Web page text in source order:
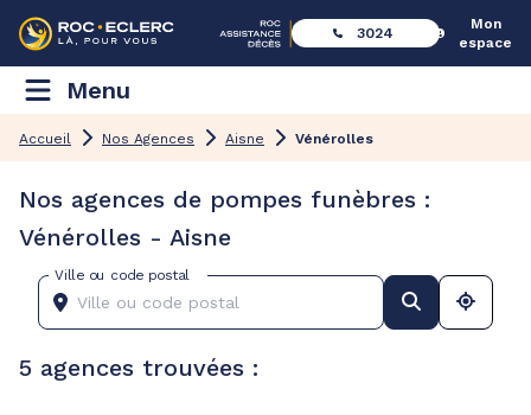
3024
Mon
espace
Menu
Accueil Nos Agences Aisne Vénérolles
Nos agences de pompes funèbres :
Vénérolles - Aisne
Ville ou code postal
5 agences trouvées :